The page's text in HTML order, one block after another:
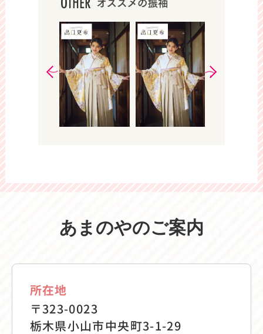
あまのやのご案内
所在地
〒323-0023
栃木県小山市中央町3-1-29